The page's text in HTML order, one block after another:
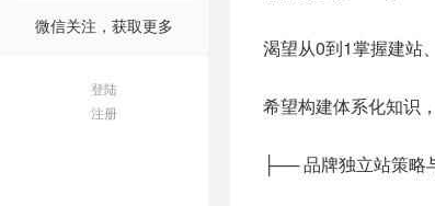
微信关注，获取更多
登陆
注册
渴望从0到1掌握建站
希望构建体系化知识
├── 品牌独立站策略